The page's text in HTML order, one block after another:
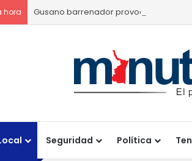
hora Gusano barrenador provoca pérdidas
Seguridad Política